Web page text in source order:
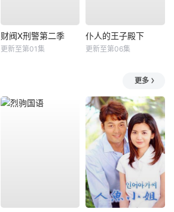
财阀X刑警第二季
更新至第01集
仆人的王子殿下
更新至第06集
更多